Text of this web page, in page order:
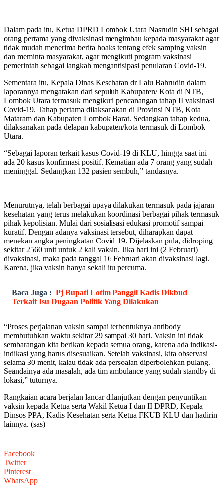
Dalam pada itu, Ketua DPRD Lombok Utara Nasrudin SHI sebagai
orang pertama yang divaksinasi mengimbau kepada masyarakat agar
tidak mudah menerima berita hoaks tentang efek samping vaksin
dan meminta masyarakat, agar mengikuti program vaksinasi
pemerintah sebagai langkah mengantisipasi penularan Covid-19.
Sementara itu, Kepala Dinas Kesehatan dr Lalu Bahrudin dalam
laporannya mengatakan dari sepuluh Kabupaten/ Kota di NTB,
Lombok Utara termasuk mengikuti pencanangan tahap II vaksinasi
Covid-19. Tahap pertama dilaksanakan di Provinsi NTB, Kota
Mataram dan Kabupaten Lombok Barat. Sedangkan tahap kedua,
dilaksanakan pada delapan kabupaten/kota termasuk di Lombok
Utara.
“Sebagai laporan terkait kasus Covid-19 di KLU, hingga saat ini
ada 20 kasus konfirmasi positif. Kematian ada 7 orang yang sudah
meninggal. Sedangkan 132 pasien sembuh,” tandasnya.
Menurutnya, telah berbagai upaya dilakukan termasuk pada jajaran
kesehatan yang terus melakukan koordinasi berbagai pihak termasuk
pihak kepolisian. Mulai dari sosialisasi edukasi promotif sampai
kuratif. Dengan adanya vaksinasi tersebut, diharapkan dapat
menekan angka peningkatan Covid-19. Dijelaskan pula, didroping
sekitar 2560 unit untuk 2 kali vaksin. Jika hari ini (2 Februari)
divaksinasi, maka pada tanggal 16 Februari akan divaksinasi lagi.
Karena, jika vaksin hanya sekali itu percuma.
Baca Juga : Pj Bupati Lotim Panggil Kadis Dikbud
Terkait Isu Dugaan Politik Yang Dilakukan
“Proses perjalanan vaksin sampai terbentuknya antibody
membutuhkan waktu sekitar 29 sampai 30 hari. Vaksin ini tidak
sembarangan kita berikan kepada semua orang, karena ada indikasi-
indikasi yang harus disesuaikan. Setelah vaksinasi, kita observasi
selama 30 menit, kalau tidak ada persoalan diperbolehkan pulang.
Seandainya ada masalah, ada tim ambulance yang sudah standby di
lokasi,” tuturnya.
Rangkaian acara berjalan lancar dilanjutkan dengan penyuntikan
vaksin kepada Ketua serta Wakil Ketua I dan II DPRD, Kepala
Dinsos PPA, Kadis Kesehatan serta Ketua FKUB KLU dan hadirin
lainnya. (sas)
Facebook
Twitter
Pinterest
WhatsApp